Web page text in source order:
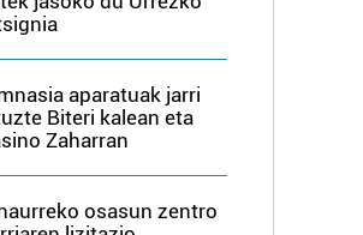
aparatuak jarri
Biteri kalean eta
Zaharran
osasun zentro